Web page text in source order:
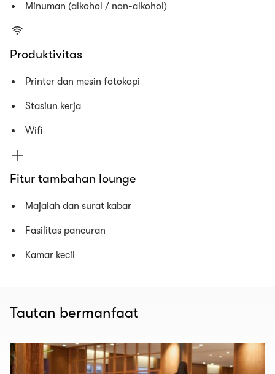
Minuman (alkohol / non-alkohol)
Produktivitas
Printer dan mesin fotokopi
Stasiun kerja
Wifi
Fitur tambahan lounge
Majalah dan surat kabar
Fasilitas pancuran
Kamar kecil
Tautan bermanfaat